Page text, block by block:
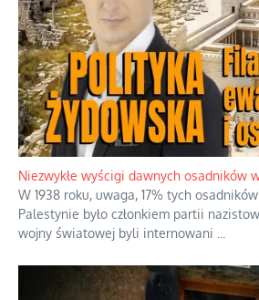
Niezwykłe wyścigi dawnych osadników
W 1938 roku, uwaga, 17% tych
Palestynie było członkiem partii
wojny światowej byli internowani